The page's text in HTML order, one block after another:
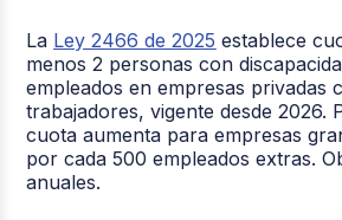
La Ley 2466 de 2025 establece
menos 2 personas con
empleados en empresas privadas
trabajadores, vigente desde 2026.
cuota aumenta para empresas
por cada 500 empleados extras.
anuales.